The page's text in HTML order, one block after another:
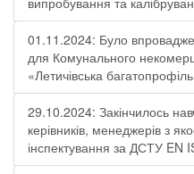
01.11.2024: Було
для Комунального
«Летичівська
29.10.2024: Закінчилось
керівників, менеджерів з
інспектування за ДСТУ EN